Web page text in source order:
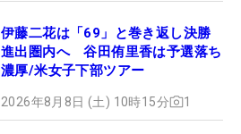
伊藤二花は「69」と巻き返し決勝
進出圏内へ 谷田侑里香は予選落ち
濃厚/米女子下部ツアー
2026年8月8日 (土) 10時15分 1